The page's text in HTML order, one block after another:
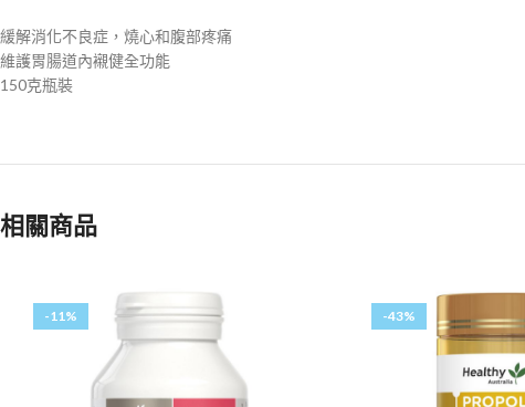
緩解消化不良症，燒心和腹部疼痛
維護胃腸道內襯健全功能
150克瓶裝
相關商品
-11% -43%